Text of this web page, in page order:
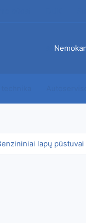
lapų pūstuvai